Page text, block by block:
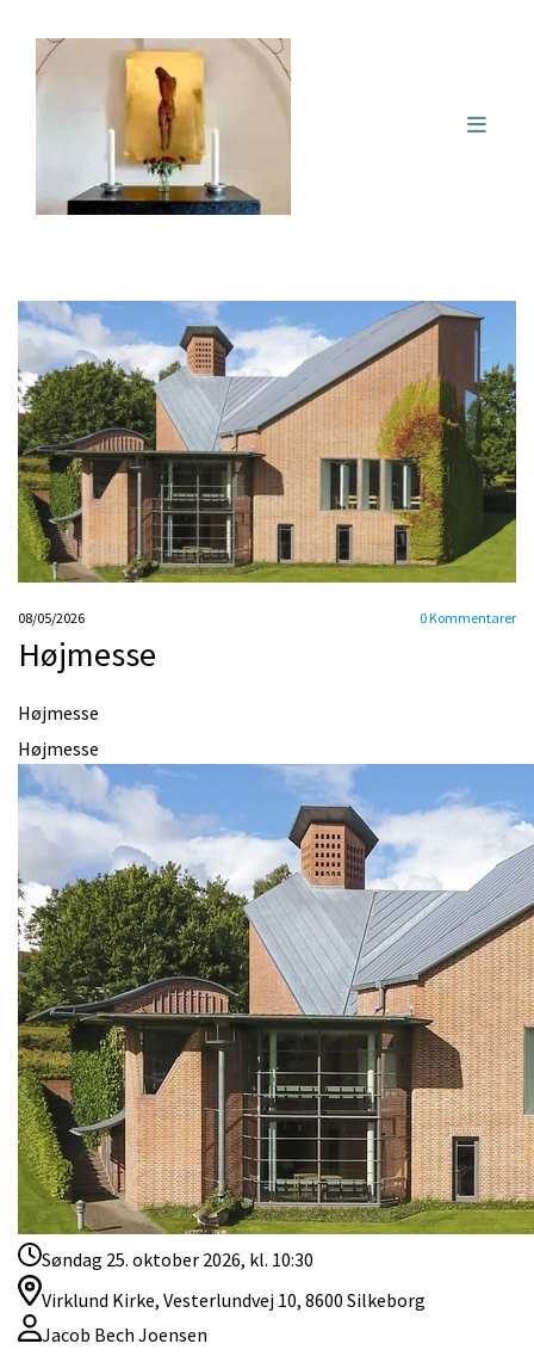
08/05/2026 0Kommentarer
Højmesse
Højmesse
Højmesse
Søndag 25. oktober 2026, kl. 10:30
Virklund Kirke, Vesterlundvej 10, 8600 Silkeborg
Jacob Bech Joensen